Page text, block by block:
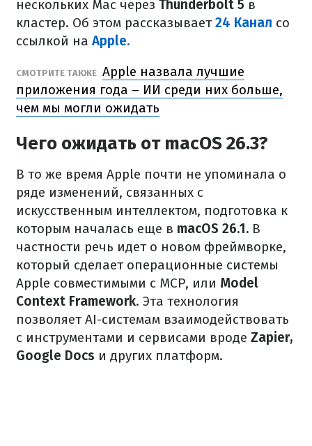
нескольких Mac через Thunderbolt 5 в
кластер. Об этом рассказывает24 Канал со
ссылкой на Apple.
СМОТРИТЕ ТАКЖЕ Apple назвала лучшие
приложения года – ИИ среди них больше,
чем мы могли ожидать
Чего ожидать от macOS 26.3?
В то же время Apple почти не упоминала о
ряде изменений, связанных с
искусственным интеллектом, подготовка к
которым началась еще в macOS 26.1. В
частности речь идет о новом фреймворке,
который сделает операционные системы
Apple совместимыми с MCP, или Model
Context Framework. Эта технология
позволяет AI-системам взаимодействовать
с инструментами и сервисами вроде Zapier,
Google Docs и других платформ.